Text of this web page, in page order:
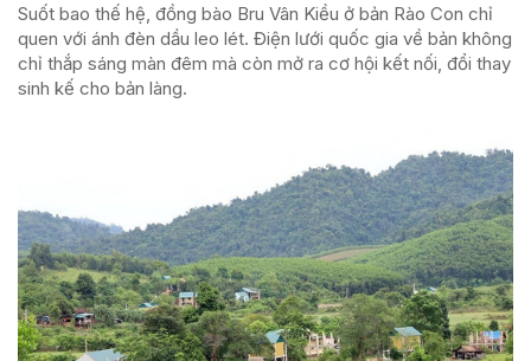
Suốt bao thế hệ, đồng bào Bru Vân Kiều ở bản Rào Con chỉ
quen với ánh đèn dầu leo lét. Điện lưới quốc gia về bản không
chỉ thắp sáng màn đêm mà còn mở ra cơ hội kết nối, đổi thay
sinh kế cho bản làng.